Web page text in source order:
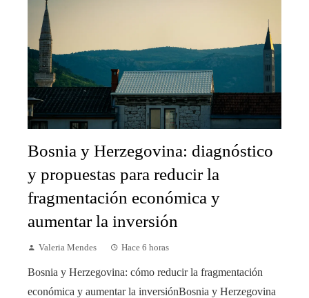
Bosnia y Herzegovina: diagnóstico
y propuestas para reducir la
fragmentación económica y
aumentar la inversión
Valeria Mendes Hace 6 horas
Bosnia y Herzegovina: cómo reducir la fragmentación
económica y aumentar la inversiónBosnia y Herzegovina